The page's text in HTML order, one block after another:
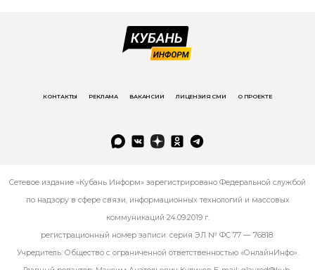
КОНТАКТЫ РЕКЛАМА ВАКАНСИИ ЛИЦЕНЗИЯ СМИ О ПРОЕКТЕ
Сетевое издание «Кубань Информ» зарегистрировано Федеральной службой
по надзору в сфере связи, информационных технологий и массовых
коммуникаций 24.09.2019 г.
регистрационный номер записи: серия ЭЛ № ФС 77 — 76818.
Учредитель: Общество с ограниченной ответственностью «ОнлайнИнфо».